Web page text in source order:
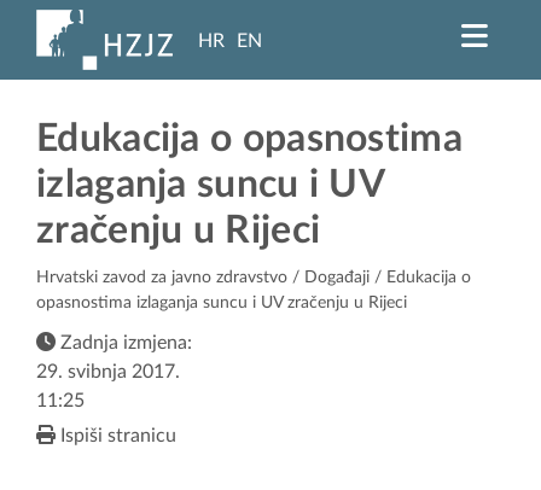
HR EN
Edukacija o opasnostima
izlaganja suncu i UV
zračenju u Rijeci
Hrvatski zavod za javno zdravstvo / Događaji / Edukacija o
opasnostima izlaganja suncu i UV zračenju u Rijeci
Zadnja izmjena:
29. svibnja 2017.
11:25
Ispiši stranicu